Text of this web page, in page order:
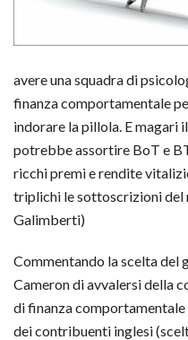
avere una squadra di
finanza comportamentale
indorare la pillola. E magari
potrebbe assortire BoT e
ricchi premi e rendite
triplichi le sottoscrizioni del
Galimberti)
Commentando la scelta del
Cameron di avvalersi della
di finanza
dei contribuenti inglesi